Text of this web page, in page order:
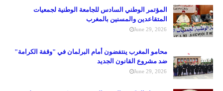
المؤتمر الوطني السادس للجامعة الوطنية لجمعيات
المتقاعدين والمسنين بالمغرب
June 29, 2026
محامو المغرب ينتفضون أمام البرلمان في "وقفة الكرامة"
ضد مشروع القانون الجديد
June 29, 2026